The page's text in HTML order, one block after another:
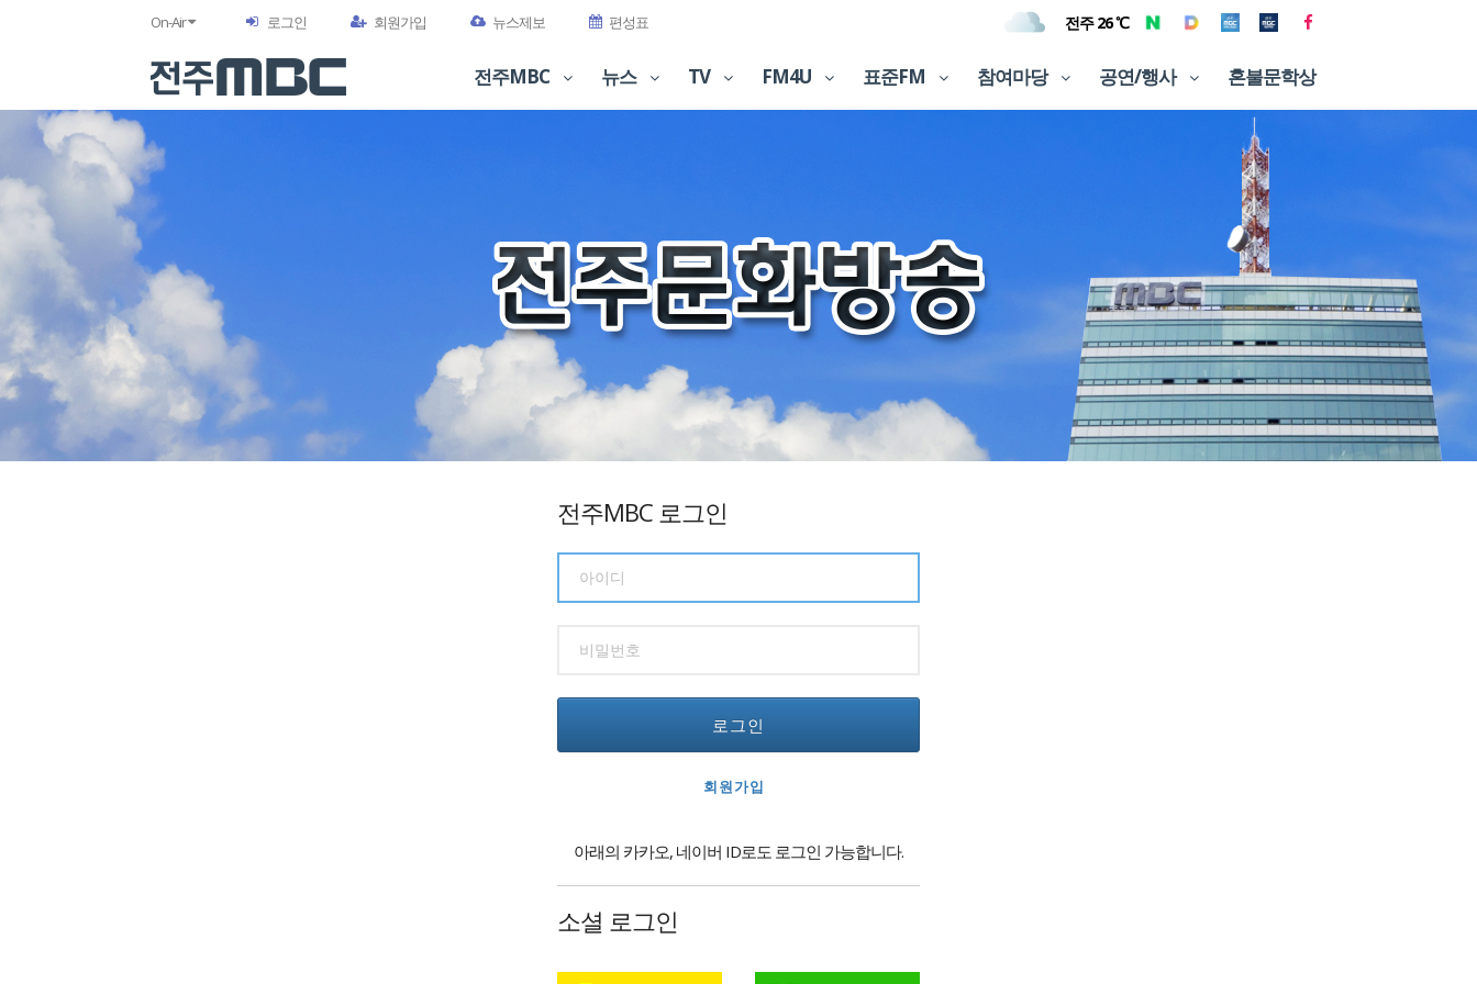
On-Air 로그인 회원가입 뉴스제보 편성표 전주 26 ℃
전주MBC 뉴스 TV FM4U 표준FM 참여마당 공연/행사 혼불문학상
전주MBC 로그인
로그인
회원가입
아래의 카카오, 네이버 ID로도 로그인 가능합니다.
소셜 로그인